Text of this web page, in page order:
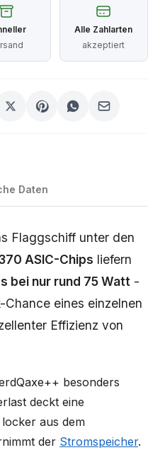
Alle Zahlarten
akzeptiert
Daten
Flaggschiff unter den
ASIC-Chips liefern
bei nur rund 75 Watt -
eines einzelnen
Effizienz von
besonders
deckt eine
aus dem
der Stromspeicher.